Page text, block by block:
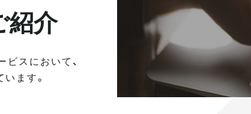
紹介
ビスにおいて、
ます。